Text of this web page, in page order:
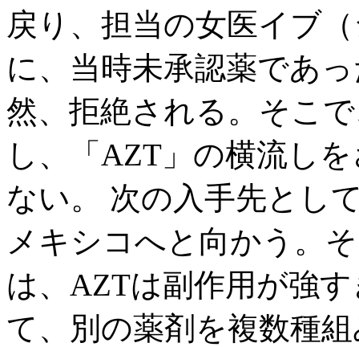
戻り、担当の女医イブ
に、当時未承認薬であ
然、拒絶される。そこ
し、「AZT」の横流し
ない。 次の入手先とし
メキシコへと向かう。
は、AZTは副作用が強
て、別の薬剤を複数種